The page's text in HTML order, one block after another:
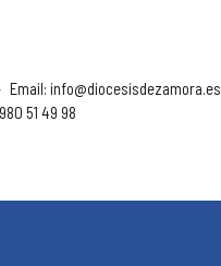
Email: info@diocesisdezamora.es
51 49 98